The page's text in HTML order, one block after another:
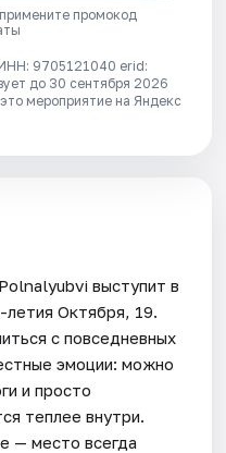
промокод
9705121040 erid:
до 30 сентября 2026
мероприятие на Яндекс
выступит в
летия Октября, 19.
с повседневных
эмоции: можно
и просто
теплее внутри.
— место всегда